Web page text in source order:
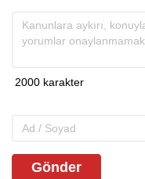
Gönder